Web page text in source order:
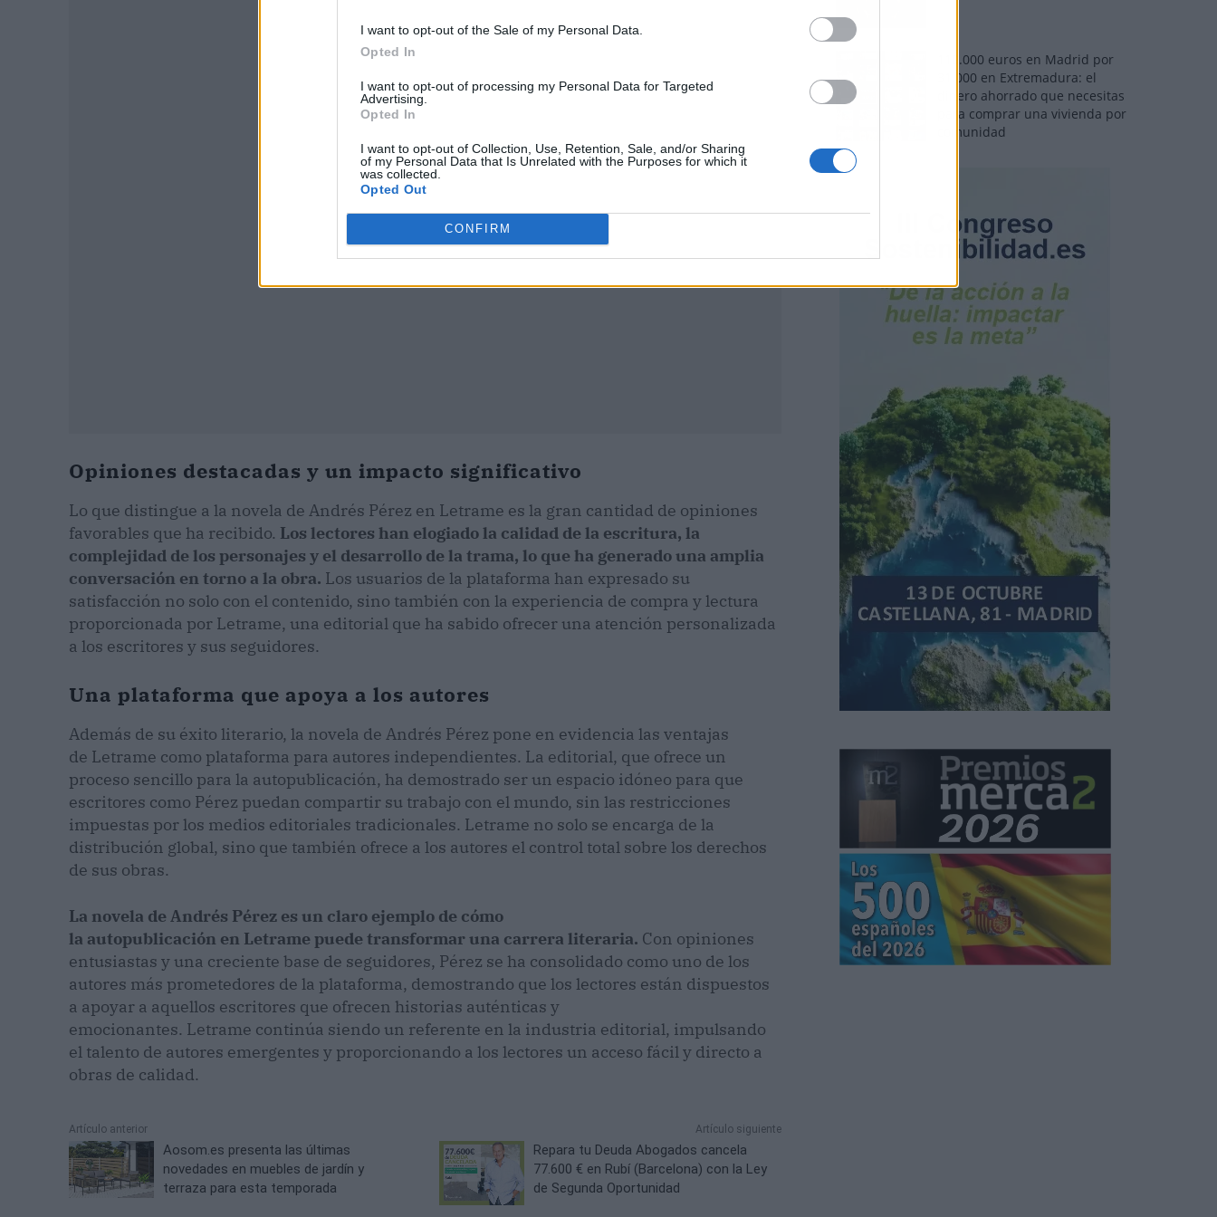
I want to opt-out of the Sale of my Personal Data.
Opted In
I want to opt-out of processing my Personal Data for Targeted
Advertising.
Opted In
I want to opt-out of Collection, Use, Retention, Sale, and/or Sharing
of my Personal Data that Is Unrelated with the Purposes for which it
was collected.
Opted Out
CONFIRM
Publicidad
Opiniones destacadas y un impacto significativo
Lo que distingue a la novela de Andrés Pérez en Letrame es la gran cantidad de opiniones
favorables que ha recibido. Los lectores han elogiado la calidad de la escritura, la
complejidad de los personajes y el desarrollo de la trama, lo que ha generado una amplia
conversación en torno a la obra. Los usuarios de la plataforma han expresado su
satisfacción no solo con el contenido, sino también con la experiencia de compra y lectura
proporcionada por Letrame, una editorial que ha sabido ofrecer una atención personalizada
a los escritores y sus seguidores.
Una plataforma que apoya a los autores
Además de su éxito literario, la novela de Andrés Pérez pone en evidencia las ventajas
de Letrame como plataforma para autores independientes. La editorial, que ofrece un
proceso sencillo para la autopublicación, ha demostrado ser un espacio idóneo para que
escritores como Pérez puedan compartir su trabajo con el mundo, sin las restricciones
impuestas por los medios editoriales tradicionales. Letrame no solo se encarga de la
distribución global, sino que también ofrece a los autores el control total sobre los derechos
de sus obras.
La novela de Andrés Pérez es un claro ejemplo de cómo
la autopublicación en Letrame puede transformar una carrera literaria. Con opiniones
entusiastas y una creciente base de seguidores, Pérez se ha consolidado como uno de los
autores más prometedores de la plataforma, demostrando que los lectores están dispuestos
a apoyar a aquellos escritores que ofrecen historias auténticas y
emocionantes. Letrame continúa siendo un referente en la industria editorial, impulsando
el talento de autores emergentes y proporcionando a los lectores un acceso fácil y directo a
obras de calidad.
Artículo anterior
Aosom.es presenta las últimas
novedades en muebles de jardín y
terraza para esta temporada
Artículo siguiente
Repara tu Deuda Abogados cancela
77.600 € en Rubí (Barcelona) con la Ley
de Segunda Oportunidad
110.000 euros en Madrid por
31.000 en Extremadura: el
dinero ahorrado que necesitas
para comprar una vivienda por
comunidad